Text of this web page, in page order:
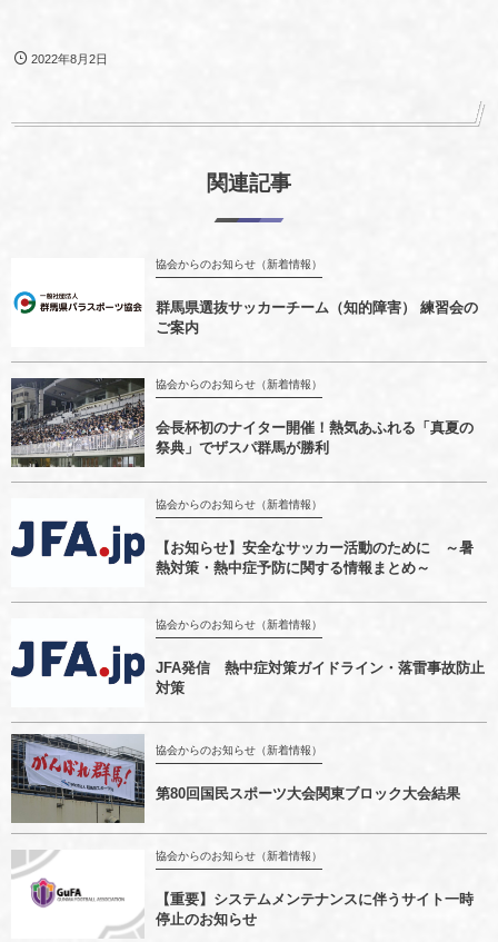
2022年8月2日
関連記事
協会からのお知らせ（新着情報）
群馬県選抜サッカーチーム（知的障害） 練習会の
ご案内
協会からのお知らせ（新着情報）
会長杯初のナイター開催！熱気あふれる「真夏の
祭典」でザスパ群馬が勝利
協会からのお知らせ（新着情報）
【お知らせ】安全なサッカー活動のために ～暑
熱対策・熱中症予防に関する情報まとめ～
協会からのお知らせ（新着情報）
JFA発信 熱中症対策ガイドライン・落雷事故防止
対策
協会からのお知らせ（新着情報）
第80回国民スポーツ大会関東ブロック大会結果
協会からのお知らせ（新着情報）
【重要】システムメンテナンスに伴うサイト一時
停止のお知らせ